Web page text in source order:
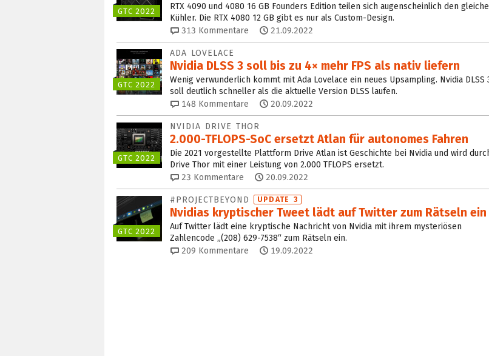
GTC 2022
RTX 4090 und 4080 16 GB Founders Edition teilen sich augenscheinlich den
Kühler. Die RTX 4080 12 GB gibt es nur als Custom-Design.
313 Kommentare 21.09.2022
GTC 2022
ADA LOVELACE
Nvidia DLSS 3 soll bis zu 4× mehr FPS als nativ liefern
Wenig verwunderlich kommt mit Ada Lovelace ein neues Upsampling. Nvidia DLSS
soll deutlich schneller als die aktuelle Version DLSS laufen.
148 Kommentare 20.09.2022
GTC 2022
NVIDIA DRIVE THOR
2.000-TFLOPS-SoC ersetzt Atlan für autonomes Fahren
Die 2021 vorgestellte Plattform Drive Atlan ist Geschichte bei Nvidia und wird
Drive Thor mit einer Leistung von 2.000 TFLOPS ersetzt.
23 Kommentare 20.09.2022
GTC 2022
#PROJECTBEYOND UPDATE 3
Nvidias kryptischer Tweet lädt auf Twitter zum Rätseln ein
Auf Twitter lädt eine kryptische Nachricht von Nvidia mit ihrem mysteriösen
Zahlencode „(208) 629-7538“ zum Rätseln ein.
209 Kommentare 19.09.2022